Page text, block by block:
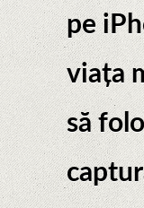
pe
viața
să